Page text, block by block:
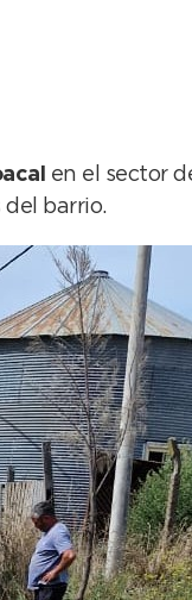
en el sector
del barrio.